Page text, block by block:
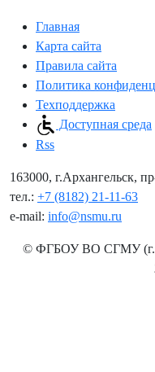
Главная
Карта сайта
Правила сайта
Политика
Техподдержка
Доступная среда
Rss
163000, г.Архангельск,
тел.: +7 (8182) 21-11-63
e-mail: info@nsmu.ru
© ФГБОУ ВО СГМУ (г.